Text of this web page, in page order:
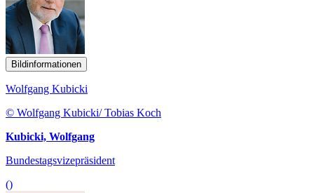
Bildinformationen
Wolfgang Kubicki
© Wolfgang Kubicki/ Tobias Koch
Kubicki, Wolfgang
Bundestagsvizepräsident
()